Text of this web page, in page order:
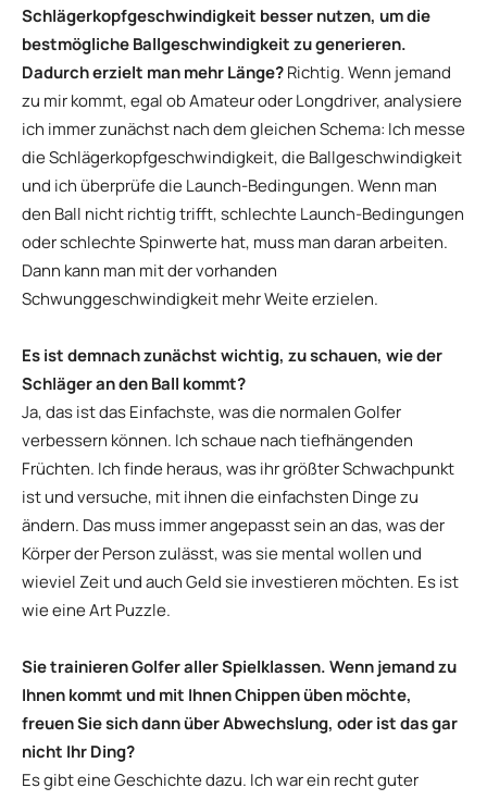
Schlägerkopfgeschwindigkeit besser nutzen, um die
bestmögliche Ballgeschwindigkeit zu generieren.
Dadurch erzielt man mehr Länge?Richtig. Wenn jemand
zu mir kommt, egal ob Amateur oder Longdriver, analysiere
ich immer zunächst nach dem gleichen Schema: Ich messe
die Schlägerkopfgeschwindigkeit, die Ballgeschwindigkeit
und ich überprüfe die Launch-Bedingungen. Wenn man
den Ball nicht richtig trifft, schlechte Launch-Bedingungen
oder schlechte Spinwerte hat, muss man daran arbeiten.
Dann kann man mit der vorhanden
Schwunggeschwindigkeit mehr Weite erzielen.
Es ist demnach zunächst wichtig, zu schauen, wie der
Schläger an den Ball kommt?
Ja, das ist das Einfachste, was die normalen Golfer
verbessern können. Ich schaue nach tiefhängenden
Früchten. Ich finde heraus, was ihr größter Schwachpunkt
ist und versuche, mit ihnen die einfachsten Dinge zu
ändern. Das muss immer angepasst sein an das, was der
Körper der Person zulässt, was sie mental wollen und
wieviel Zeit und auch Geld sie investieren möchten. Es ist
wie eine Art Puzzle.
Sie trainieren Golfer aller Spielklassen. Wenn jemand zu
Ihnen kommt und mit Ihnen Chippen üben möchte,
freuen Sie sich dann über Abwechslung, oder ist das gar
nicht Ihr Ding?
Es gibt eine Geschichte dazu. Ich war ein recht guter